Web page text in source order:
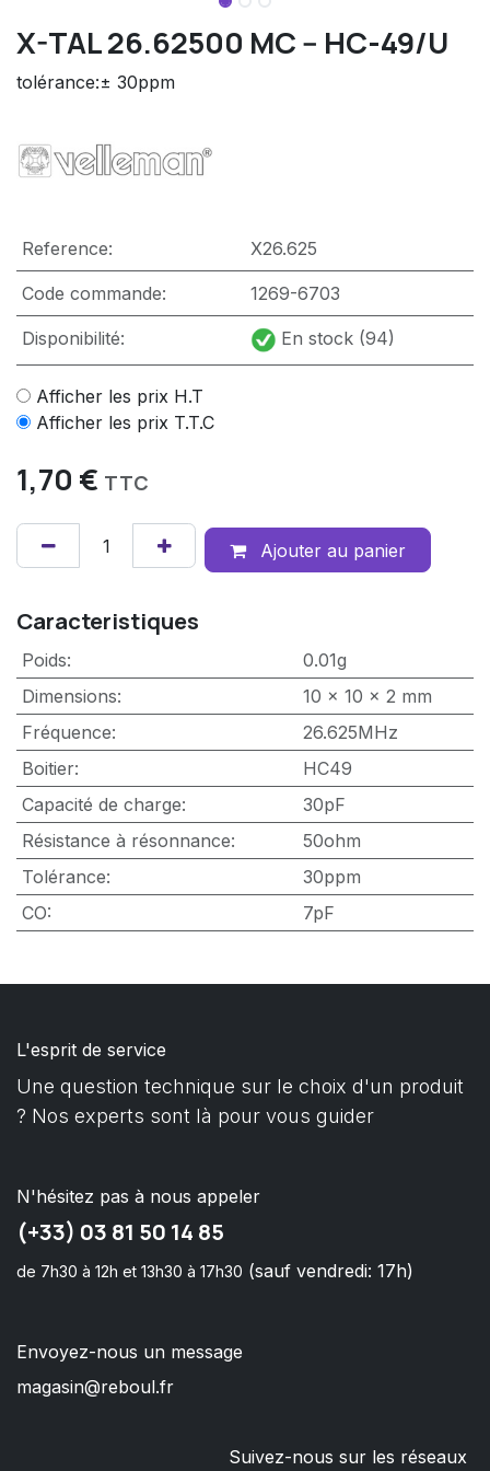
X-TAL 26.62500 MC -- HC-49/U
tolérance:± 30ppm
Reference: X26.625
Code commande: 1269-6703
Disponibilité: En stock (94)
Afficher les prix H.T
Afficher les prix T.T.C
1,70 € TTC
Ajouter au panier
Caracteristiques
Poids:
0.01g
Dimensions:
10 x 10 x 2 mm
Fréquence:
26.625MHz
Boitier:
HC49
Capacité de charge:
30pF
Résistance à résonnance:
50ohm
Tolérance:
30ppm
CO: 7pF
L'esprit de service
Une question technique sur le choix d'un produit
? Nos experts sont là pour vous guider
N'hésitez pas à nous appeler
(+33) 03 81 50 14 85
de 7h30 à 12h et 13h30 à 17h30 (sauf vendredi: 17h)
Envoyez-nous un message
magasin@reboul.fr
Suivez-nous sur les réseaux